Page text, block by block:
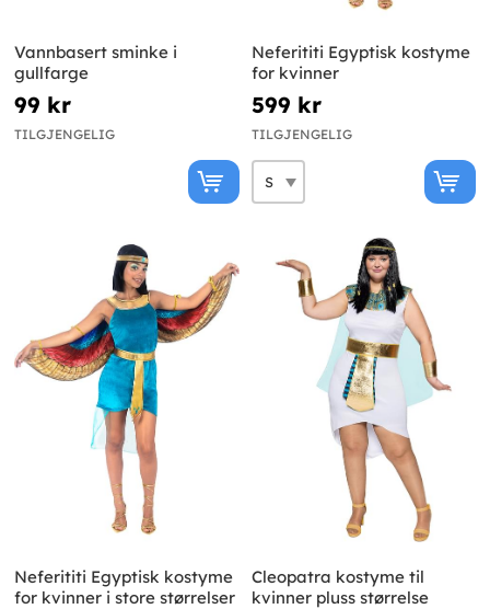
Vannbasert sminke i
gullfarge
99 kr
TILGJENGELIG
Neferititi Egyptisk kostyme
for kvinner
599 kr
TILGJENGELIG
Neferititi Egyptisk kostyme
for kvinner i store størrelser
Cleopatra kostyme til
kvinner pluss størrelse